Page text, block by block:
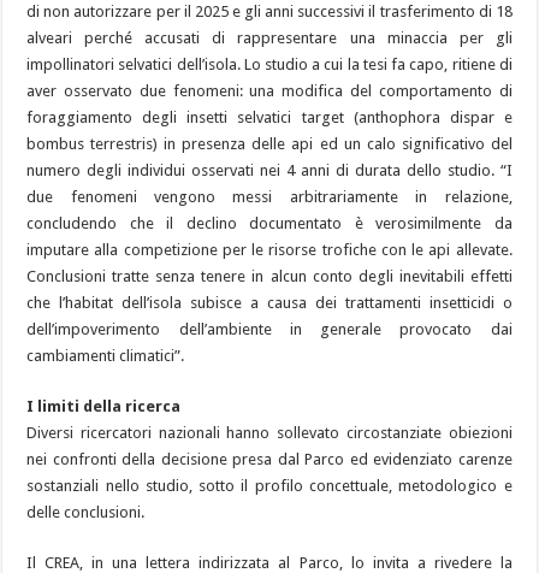
di non autorizzare per il 2025 e gli anni successivi il trasferimento di 18
alveari perché accusati di rappresentare una minaccia per gli
impollinatori selvatici dell’isola. Lo studio a cui la tesi fa capo, ritiene di
aver osservato due fenomeni: una modifica del comportamento di
foraggiamento degli insetti selvatici target (anthophora dispar e
bombus terrestris) in presenza delle api ed un calo significativo del
numero degli individui osservati nei 4 anni di durata dello studio. “I
due fenomeni vengono messi arbitrariamente in relazione,
concludendo che il declino documentato è verosimilmente da
imputare alla competizione per le risorse trofiche con le api allevate.
Conclusioni tratte senza tenere in alcun conto degli inevitabili effetti
che l’habitat dell’isola subisce a causa dei trattamenti insetticidi o
dell’impoverimento dell’ambiente in generale provocato dai
cambiamenti climatici”.
I limiti della ricerca
Diversi ricercatori nazionali hanno sollevato circostanziate obiezioni
nei confronti della decisione presa dal Parco ed evidenziato carenze
sostanziali nello studio, sotto il profilo concettuale, metodologico e
delle conclusioni.
Il CREA, in una lettera indirizzata al Parco, lo invita a rivedere la